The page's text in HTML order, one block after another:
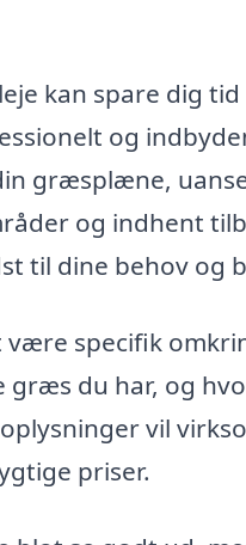
kan spare dig
og
græsplæne,
og indhent
til dine behov og
specifik
du har, og
vil
priser.